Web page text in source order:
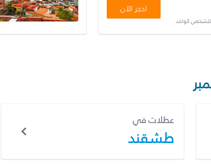
للشخص الواحد
احجز الآن
عطلات في
طشقند